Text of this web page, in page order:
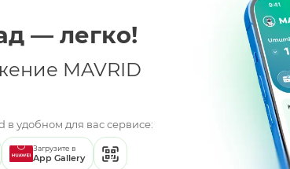
— легко!
MAVRID
удобном для вас сервисе:
Загрузите в
App Gallery